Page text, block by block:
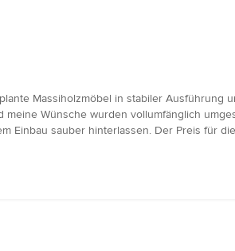
Massiholzmöbel in stabiler
Wünsche wurden vollumfänglich
Einbau sauber hinterlassen. Der Preis für